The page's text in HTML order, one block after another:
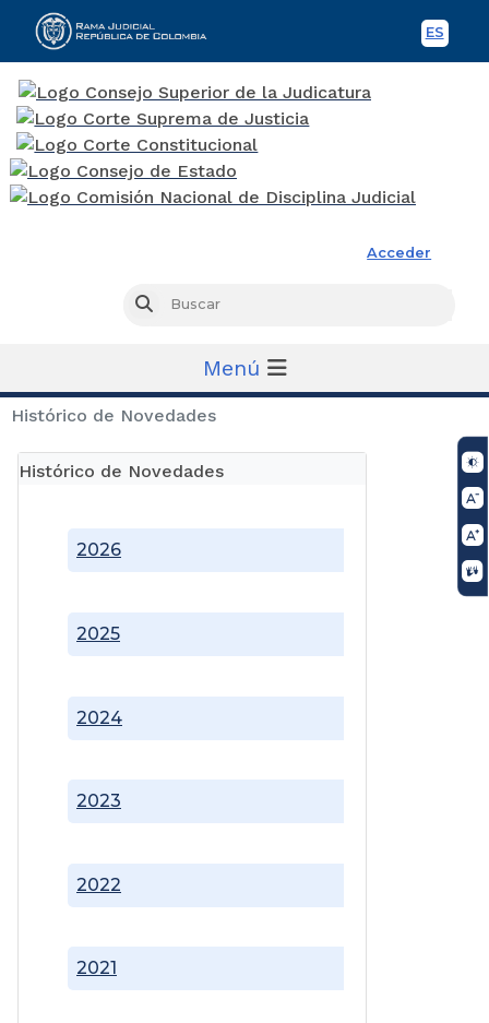
ES
Acceder
Buscar
Menú
Histórico de Novedades
Histórico de Novedades
2021
2022
2023
2024
2025
2026